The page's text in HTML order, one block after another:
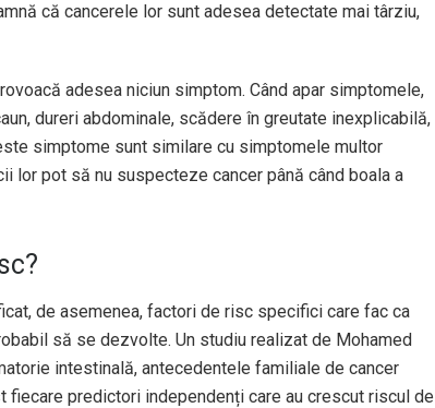
că cancerele lor sunt adesea detectate mai târziu,
adesea niciun simptom. Când apar simptomele,
dureri abdominale, scădere în greutate inexplicabilă,
simptome sunt similare cu simptomele multor
lor pot să nu suspecteze cancer până când boala a
de asemenea, factori de risc specifici care fac ca
să se dezvolte. Un studiu realizat de Mohamed
intestinală, antecedentele familiale de cancer
predictori independenți care au crescut riscul de